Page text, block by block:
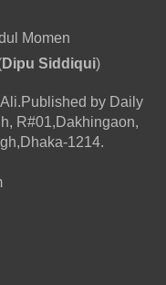
Momen
Dipu Siddiqui)
by Daily
R#01,Dakhingaon,
1214.